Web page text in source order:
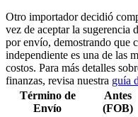
Otro importador decidió
vez de aceptar la sugerencia
por envío, demostrando que
independiente es una de las
costos. Para más detalles
finanzas, revisa nuestra guía
Término de
Envío
Antes
(FOB)